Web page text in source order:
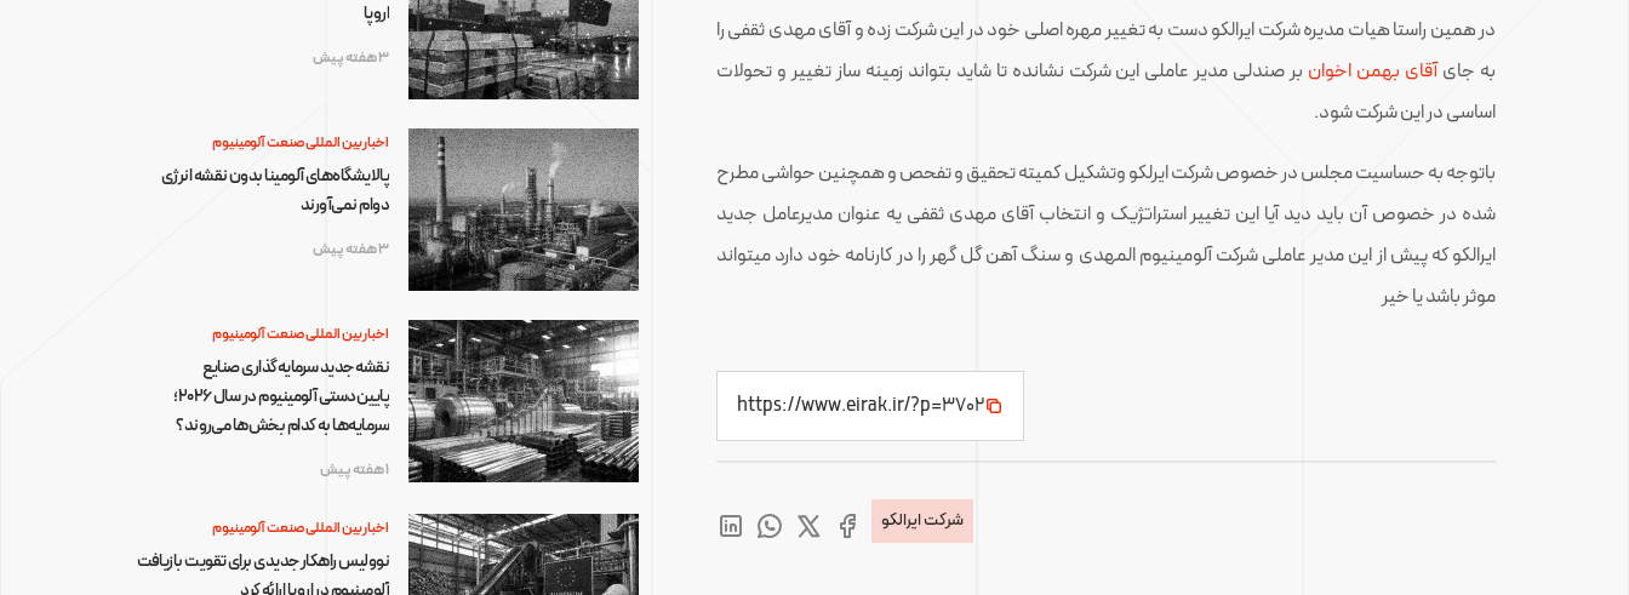
در همین راستا هیات مدیره شرکت ایرالکو دست به تغییر مهره اصلی خود در این شرکت زده و آقای مهدی ثقفی را
به جایآقای بهمن اخوان بر صندلی مدیر عاملی این شرکت نشانده تا شاید بتواند زمینه ساز تغییر و تحولات
اساسی در این شرکت شود.
باتوجه به حساسیت مجلس در خصوص شرکت ایرلکو وتشکیل کمیته تحقیق و تفحص و همچنین حواشی مطرح
شده در خصوص آن باید دید آیا این تغییر استراتژیک و انتخاب آقای مهدی ثقفی یه عنوان مدیرعامل جدید
ایرالکو که پیش از این مدیر عاملی شرکت آلومینیوم المهدی و سنگ آهن گل گهر را در کارنامه خود دارد میتواند
موثر باشد یا خیر
https://www.eirak.ir/?p=3702
شرکت ایرالکو
اروپا
3 هفته پیش
اخبار بین المللی صنعت آلومینیوم
پالایشگاه‌های آلومینا بدون نقشه انرژی
دوام نمی‌آورند
3 هفته پیش
اخبار بین المللی صنعت آلومینیوم
نقشه جدید سرمایه‌گذاری صنایع
پایین‌دستی آلومینیوم در سال ۲۰۲۶؛
سرمایه‌ها به کدام بخش‌ها می‌روند؟
1 هفته پیش
اخبار بین المللی صنعت آلومینیوم
نوولیس راهکار جدیدی برای تقویت بازیافت